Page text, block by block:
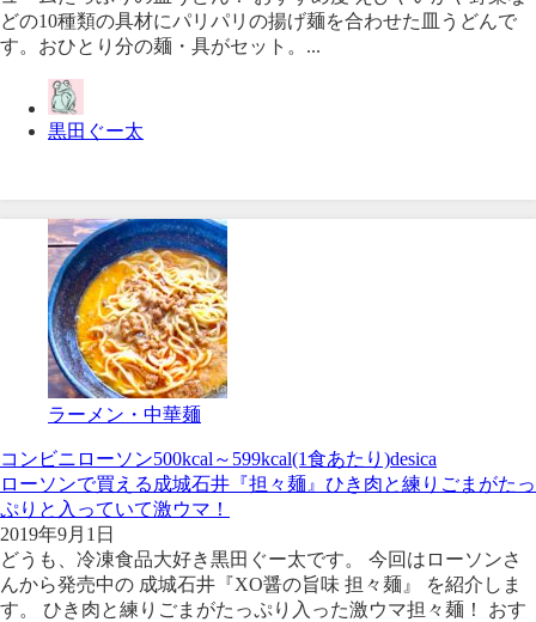
どの10種類の具材にパリパリの揚げ麺を合わせた皿うどんで
す。おひとり分の麺・具がセット。...
黒田ぐー太
ラーメン・中華麺
コンビニ ローソン500kcal～599kcal(1食あたり)desica
ローソンで買える成城石井『担々麺』ひき肉と練りごまがたっ
ぷりと入っていて激ウマ！
2019年9月1日
どうも、冷凍食品大好き黒田ぐー太です。 今回はローソンさ
んから発売中の 成城石井『XO醤の旨味 担々麺』 を紹介しま
す。 ひき肉と練りごまがたっぷり入った激ウマ担々麺！ おす